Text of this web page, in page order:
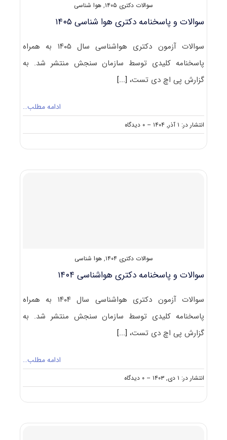
سوالات دکتری ۱۴۰۵ , هوا شناسی
سوالات و پاسخنامه دکتری هوا شناسی ۱۴۰۵
سوالات آزمون دکتری هواشناسی سال ۱۴۰۵ به همراه
پاسخنامه کلیدی توسط سازمان سنجش منتشر شد. به
گزارش پی اچ دی تست،[...]
ادامه مطلب…
انتشار در: ۱ آذر, ۱۴۰۴ -- ۰ دیدگاه
on
سوالات
هوا
سوالات دکتری ۱۴۰۴ ,هوا شناسی
سوالات و پاسخنامه دکتری هواشناسی ۱۴۰۴
سوالات آزمون دکتری هواشناسی سال ۱۴۰۴ به همراه
پاسخنامه کلیدی توسط سازمان سنجش منتشر شد. به
گزارش پی اچ دی تست،[...]
ادامه مطلب…
انتشار در: ۱ دی, ۱۴۰۳ -- ۰ دیدگاه
on
سوالات
هواشناسی